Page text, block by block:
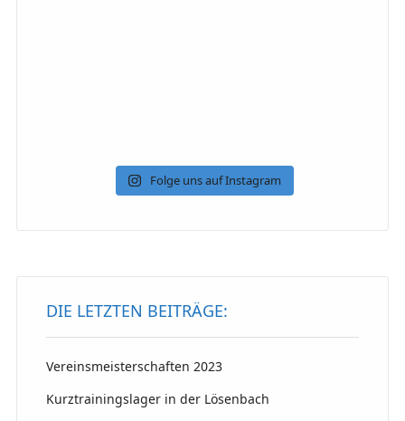
Folge uns auf Instagram
DIE LETZTEN BEITRÄGE:
Vereinsmeisterschaften 2023
Kurztrainingslager in der Lösenbach